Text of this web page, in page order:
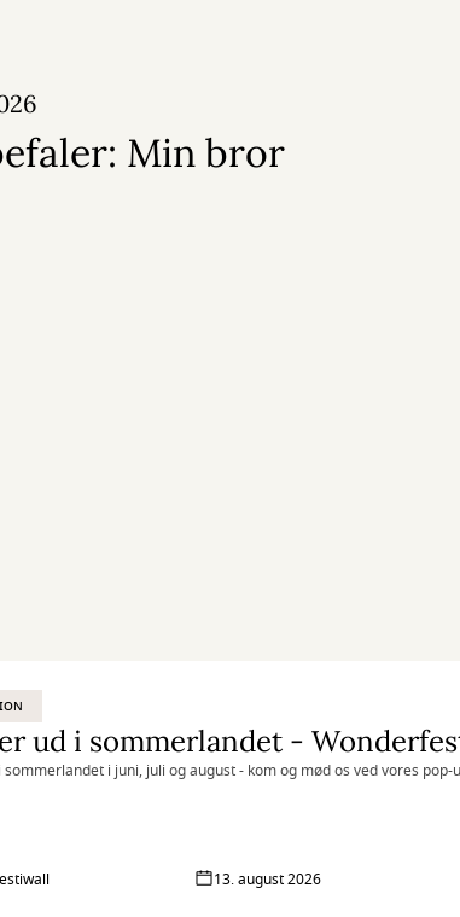
Min bror
ud i sommerlandet -
sommerlandet i juni, juli og august - kom og mød os ved vores pop-
13. august 2026